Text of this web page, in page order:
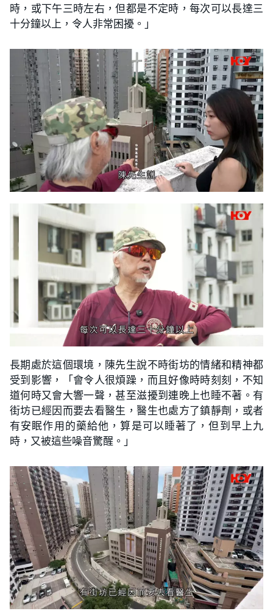
時，或下午三時左右，但都是不定時，每次可以長達三
十分鐘以上，令人非常困擾。」
長期處於這個環境，陳先生說不時街坊的情緒和精神都
受到影響，「會令人很煩躁，而且好像時時刻刻，不知
道何時又會大響一聲，甚至滋擾到連晚上也睡不著。有
街坊已經因而要去看醫生，醫生也處方了鎮靜劑，或者
有安眠作用的藥給他，算是可以睡著了，但到早上九
時，又被這些噪音驚醒。」